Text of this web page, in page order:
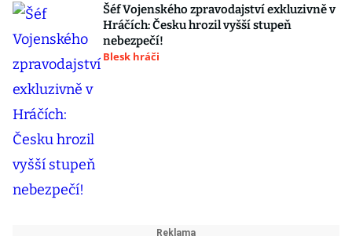
Šéf Vojenského zpravodajství exkluzivně v
Hráčích: Česku hrozil vyšší stupeň
nebezpečí!
Blesk hráči